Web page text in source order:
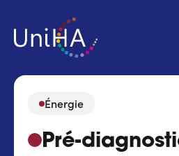
contenu
Menu
du
Espace
Énergie
Pré-